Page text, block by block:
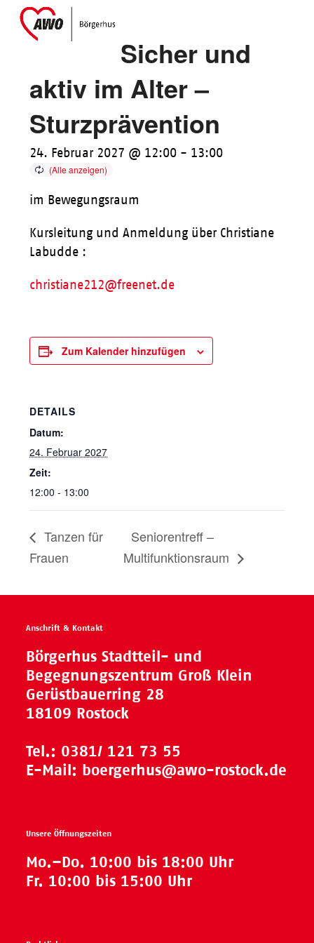
SkipOpen
mobile
Close
mobile
Sicher und
aktiv im Alter –
Sturzprävention
24. Februar 2027 @ 12:00 - 13:00
im Bewegungsraum
Kursleitung und Anmeldung über Christiane
Labudde :
christiane212@freenet.de
Zum Kalender hinzufügen
DETAILS
Datum:
24. Februar 2027
Zeit:
12:00 - 13:00
Tanzen für
Frauen
Seniorentreff –
Multifunktionsraum
Anschrift & Kontakt
Börgerhus Stadtteil- und
Begegnungszentrum Groß Klein
Gerüstbauerring 28
18109 Rostock
Tel.: 0381/ 121 73 55
E-Mail: boergerhus@awo-rostock.de
Unsere Öffnungszeiten
Mo.–Do. 10:00 bis 18:00 Uhr
Fr. 10:00 bis 15:00 Uhr